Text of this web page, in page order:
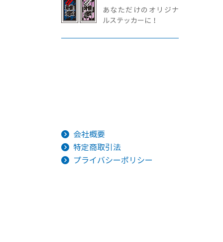
あなただけのオリジナ
ルステッカーに！
会社概要
特定商取引法
プライバシーポリシー